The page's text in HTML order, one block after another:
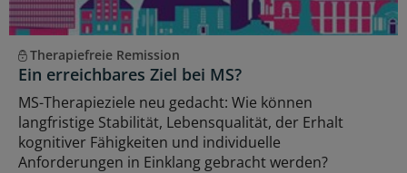
Therapiefreie Remission
Ein erreichbares Ziel bei MS?
MS-Therapieziele neu gedacht: Wie können
langfristige Stabilität, Lebensqualität, der Erhalt
kognitiver Fähigkeiten und individuelle
Anforderungen in Einklang gebracht werden?